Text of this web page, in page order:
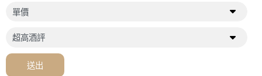
送出